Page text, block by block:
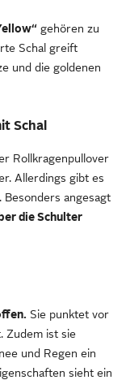
gehören zu
Schal greift
und die goldenen
Schal
Rollkragenpullover
Allerdings gibt es
angesagt
die Schulter
Sie punktet vor
Zudem ist sie
und Regen ein
sieht ein